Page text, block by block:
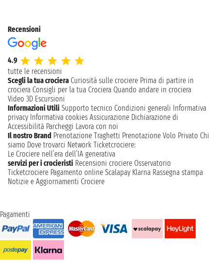
Recensioni
4.9
tutte le recensioni
Scegli la tua crociera Curiosità sulle crociere Prima di partire in
crociera Consigli per la tua Crociera Quando andare in crociera
Video 3D Escursioni
Informazioni Utili Supporto tecnico Condizioni generali Informativa
privacy Informativa cookies Assicurazione Dichiarazione di
Accessibilità Parcheggi Lavora con noi
Il nostro Brand Prenotazione Traghetti Prenotazione Volo Privato Chi
siamo Dove trovarci Network Ticketcrociere:
Le Crociere nell’era dell’IA generativa
servizi per i crocieristi Recensioni crociere Osservatorio
Ticketcrociere Pagamento online Scalapay Klarna Rassegna stampa
Notizie e Aggiornamenti Crociere
Pagamenti